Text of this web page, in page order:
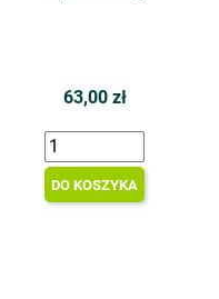
63,00 zł
DO KOSZYKA